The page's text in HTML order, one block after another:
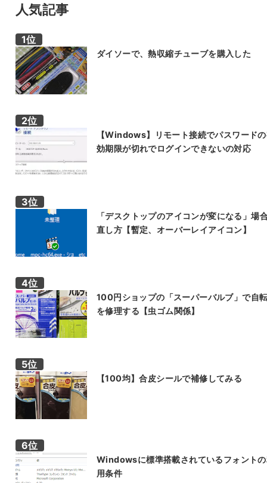
人気記事
ダイソーで、熱収縮チューブを購入した
【Windows】リモート接続でパスワード
効期限が切れでログインできないの対応
「デスクトップのアイコンが変になる」場
直し方【暫定、オーバーレイアイコン】
100円ショップの「スーパーバルブ」で自
を修理する【虫ゴム関係】
【100均】合皮シールで補修してみる
Windowsに標準搭載されているフォント
用条件